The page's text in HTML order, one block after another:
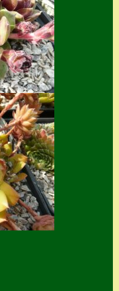
Shop
Suche
Sue Thomas
Translator
Versand
Versand von
Semps
Warenkorb
Warenkorb
Widerrufsbelehru
ng